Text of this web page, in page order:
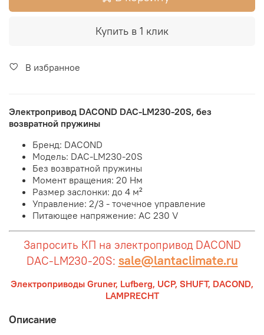
Купить в 1 клик
В избранное
Электропривод DACOND DAC-LM230-20S, без
возвратной пружины
Бренд: DACOND
Модель: DAC-LM230-20S
Без возвратной пружины
Момент вращения: 20 Нм
Размер заслонки: до 4 м²
Управление: 2/3 - точечное управление
Питающее напряжение: AC 230 V
Запросить КП на электропривод DACOND
DAC-LM230-20S: sale@lantaclimate.ru
Электроприводы Gruner, Lufberg, UCP, SHUFT, DACOND,
LAMPRECHT
Описание